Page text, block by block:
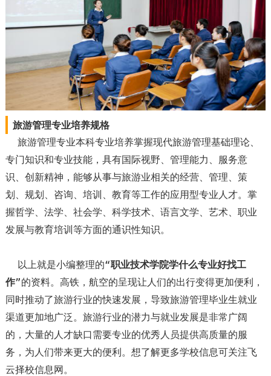
旅游管理专业培养规格
旅游管理专业本科专业培养掌握现代旅游管理基础理论、
专门知识和专业技能，具有国际视野、管理能力、服务意
识、创新精神，能够从事与旅游业相关的经营、管理、策
划、规划、咨询、培训、教育等工作的应用型专业人才。掌
握哲学、法学、社会学、科学技术、语言文学、艺术、职业
发展与教育培训等方面的通识性知识。
以上就是小编整理的“职业技术学院学什么专业好找工
作”的资料。高铁，航空的呈现让人们的出行变得更加便利，
同时推动了旅游行业的快速发展，导致旅游管理毕业生就业
渠道更加地广泛。旅游行业的潜力与就业发展是非常广阔
的，大量的人才缺口需要专业的优秀人员提供高质量的服
务，为人们带来更大的便利。想了解更多学校信息可关注飞
云择校信息网。